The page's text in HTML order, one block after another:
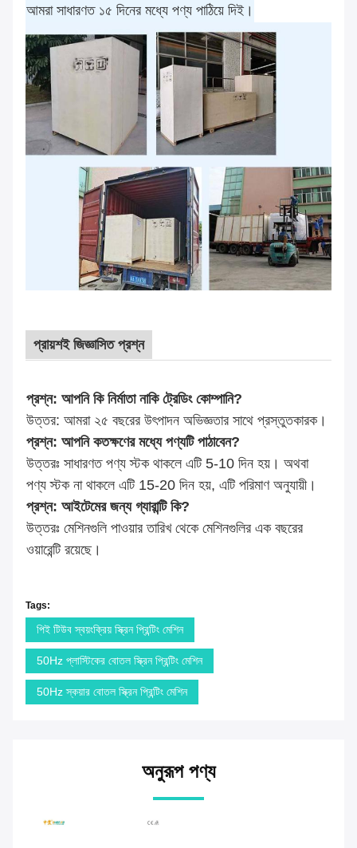
আমরা সাধারণত ১৫ দিনের মধ্যে পণ্য পাঠিয়ে দিই।
প্রায়শই জিজ্ঞাসিত প্রশ্ন
প্রশ্ন: আপনি কি নির্মাতা নাকি ট্রেডিং কোম্পানি?
উত্তর: আমরা ২৫ বছরের উৎপাদন অভিজ্ঞতার সাথে প্রস্তুতকারক।
প্রশ্ন: আপনি কতক্ষণের মধ্যে পণ্যটি পাঠাবেন?
উত্তরঃ সাধারণত পণ্য স্টক থাকলে এটি 5-10 দিন হয়। অথবা
পণ্য স্টক না থাকলে এটি 15-20 দিন হয়, এটি পরিমাণ অনুযায়ী।
প্রশ্ন: আইটেমের জন্য গ্যারান্টি কি?
উত্তরঃ মেশিনগুলি পাওয়ার তারিখ থেকে মেশিনগুলির এক বছরের
ওয়ারেন্টি রয়েছে।
Tags:
পিই টিউব স্বয়ংক্রিয় স্ক্রিন প্রিন্টিং মেশিন
50Hz প্লাস্টিকের বোতল স্ক্রিন প্রিন্টিং মেশিন
50Hz স্কয়ার বোতল স্ক্রিন প্রিন্টিং মেশিন
অনুরূপ পণ্য